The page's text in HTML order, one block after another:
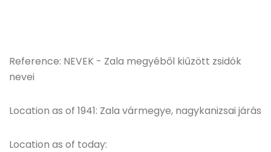
Reference: NEVEK - Zala megyéből kiűzött zsidók
nevei
Location as of 1941: Zala vármegye, nagykanizsai járás
Location as of today: